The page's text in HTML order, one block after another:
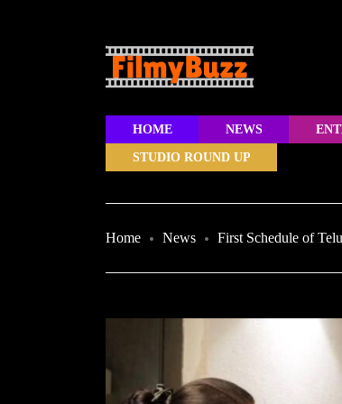
HOME NEWS
STUDIO ROUND UP
Home News First Schedule of